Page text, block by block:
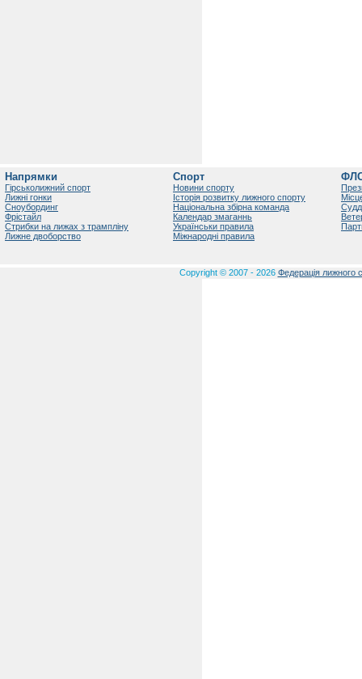
Напрямки
Гірськолижний спорт
Лижні гонки
Сноубординг
Фрістайл
Стрибки на лижах з трампліну
Лижне двоборство
Спорт
Новини спорту
Історія розвитку лижного спорту
Національна збірна команда
Календар змаганнь
Українськи правила
Міжнародні правила
Copyright © 2007 - 2026 Федерація лижного